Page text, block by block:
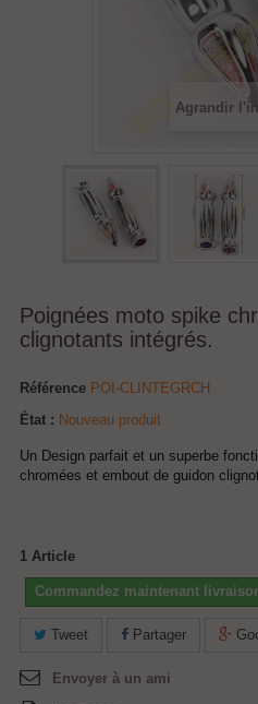
Agrandir
Poignées moto spike
clignotants intégrés.
Référence POI-CLINTEGRCH
État : Nouveau produit
Un Design parfait et un superbe
chromées et embout de guidon
1 Article
Commandez maintenant
Tweet Partager
Envoyer à un ami